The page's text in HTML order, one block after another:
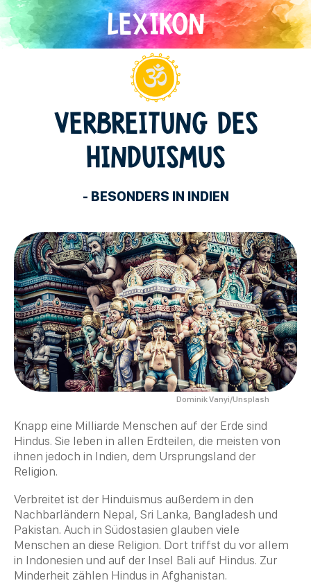
Direkt
zum
Inhalt
VERBREITUNG DES
HINDUISMUS
- BESONDERS IN INDIEN
Dominik Vanyi/Unsplash
Knapp eine Milliarde Menschen auf der Erde sind
Hindus. Sie leben in allen Erdteilen, die meisten von
ihnen jedoch in Indien, dem Ursprungsland der
Religion.
Verbreitet ist der Hinduismus außerdem in den
Nachbarländern Nepal, Sri Lanka, Bangladesh und
Pakistan. Auch in Südostasien glauben viele
Menschen an diese Religion. Dort triffst du vor allem
in Indonesien und auf der Insel Bali auf Hindus. Zur
Minderheit zählen Hindus in Afghanistan.